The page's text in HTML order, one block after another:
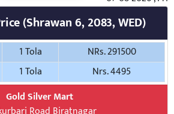
(Shrawan 6, 2083, WED)
1 Tola
NRs. 291500
1 Tola
Nrs. 4495
Gold Silver Mart